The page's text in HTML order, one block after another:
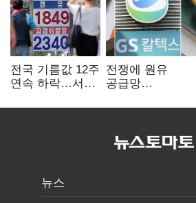
전국 기름값 12주
연속 하락…서울
전쟁에 원유
공급망
정유, 에너지안보
뉴스